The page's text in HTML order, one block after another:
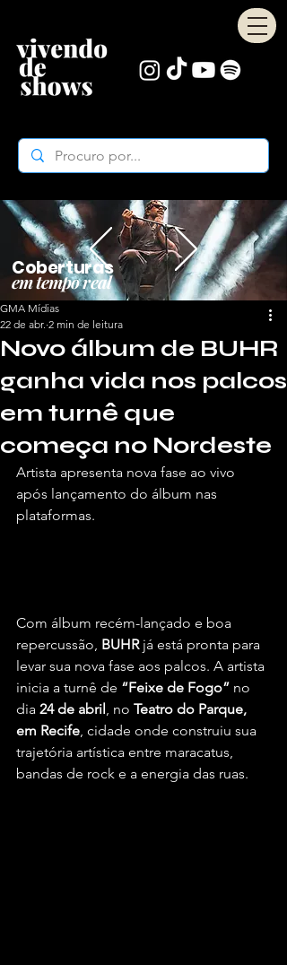
Coberturas
em tempo real
Novo álbum de BUHR
ganha vida nos palcos
em turnê que
começa no Nordeste
GMA Mídias
22 de abr. 2 min de leitura
Artista apresenta nova fase ao vivo
após lançamento do álbum nas
plataformas.
Com álbum recém-lançado e boa
repercussão, BUHR já está pronta para
levar sua nova fase aos palcos. A artista
inicia a turnê de “Feixe de Fogo” no
dia 24 de abril, no Teatro do Parque,
em Recife, cidade onde construiu sua
trajetória artística entre maracatus,
bandas de rock e a energia das ruas.